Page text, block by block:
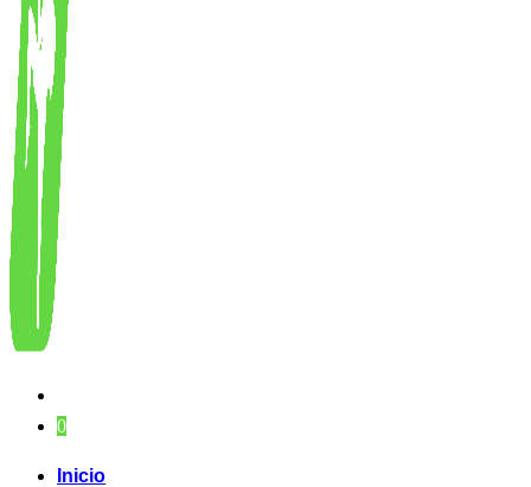
0
Inicio